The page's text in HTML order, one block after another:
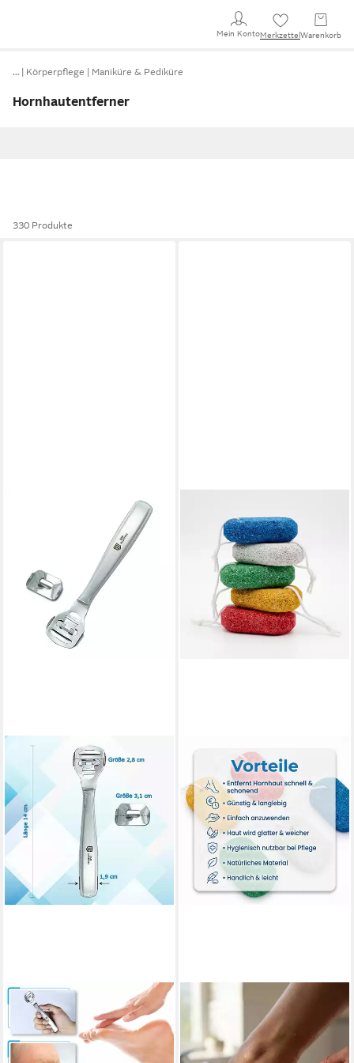
Mein KontoMerkzettel Warenkorb
… Körperpflege Maniküre & Pediküre
Hornhautentferner
330 Produkte
SMI
Hornhautfeile Hornhauthobel
Hornhautentfernung mit 10
klingen
LANTELME
Hornhautfeile Bimsstein 5
Stück Set Hornhautentferner
Fußpflege Füße Peeling, 5-